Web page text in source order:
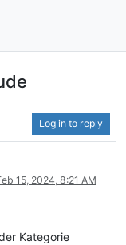
Log in to reply
15, 2024, 8:21 AM
Kategorie